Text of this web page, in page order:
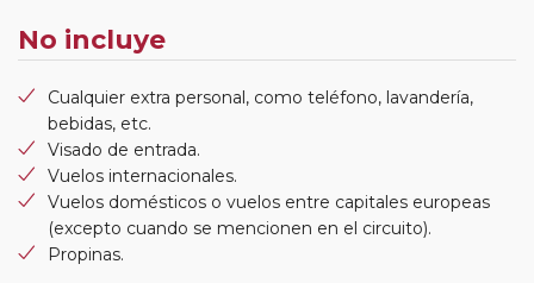
No incluye
Cualquier extra personal, como teléfono, lavandería,
bebidas, etc.
Visado de entrada.
Vuelos internacionales.
Vuelos domésticos o vuelos entre capitales europeas
(excepto cuando se mencionen en el circuito).
Propinas.